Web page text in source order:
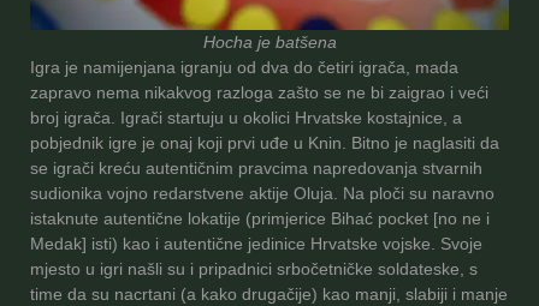
Hocha je batšena
Igra je namijenjana igranju od dva do četiri igrača, mada
zapravo nema nikakvog razloga zašto se ne bi zaigrao i veći
broj igrača. Igrači startuju u okolici Hrvatske kostajnice, a
pobjednik igre je onaj koji prvi uđe u Knin. Bitno je naglasiti da
se igrači kreću autentičnim pravcima napredovanja stvarnih
sudionika vojno redarstvene aktije Oluja. Na ploči su naravno
istaknute autentične lokatije (primjerice Bihać pocket [no ne i
Medak] isti) kao i autentične jedinice Hrvatske vojske. Svoje
mjesto u igri našli su i pripadnici srbočetničke soldateske, s
time da su nacrtani (a kako drugačije) kao manji, slabiji i manje